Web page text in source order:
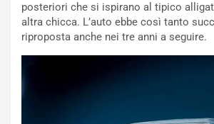
posteriori che si ispirano al tipico
altra chicca. L’auto ebbe così tanto
riproposta anche nei tre anni a seguire.